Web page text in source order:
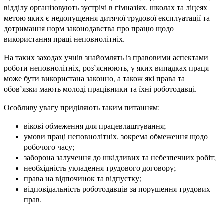
відділу організовують зустрічі в гімназіях, школах та ліцеях
метою яких є недопущення дитячої трудової експлуатації та
дотримання норм законодавства про працю щодо
використання праці неповнолітніх.
На таких заходах учнів знайомлять із правовими аспектами
роботи неповнолітніх, роз’яснюють, у яких випадках праця
може бути використана законно, а також які права та
обов’язки мають молоді працівники та їхні роботодавці.
Особливу увагу приділяють таким питанням:
вікові обмеження для працевлаштування;
умови праці неповнолітніх, зокрема обмеження щодо
робочого часу;
заборона залучення до шкідливих та небезпечних робіт;
необхідність укладення трудового договору;
права на відпочинок та відпустку;
відповідальність роботодавців за порушення трудових
прав.